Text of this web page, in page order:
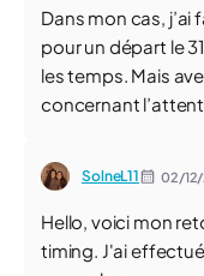
Dans mon cas, j’ai
pour un départ le
les temps. Mais
concernant
SolneL11 02/12/
Hello, voici mon
timing. J'ai